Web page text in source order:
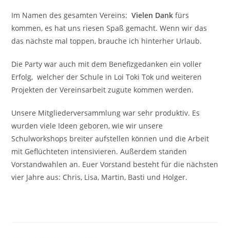
Im Namen des gesamten Vereins:Vielen Dank fürs
kommen, es hat uns riesen Spaß gemacht. Wenn wir das
das nächste mal toppen, brauche ich hinterher Urlaub.
Die Party war auch mit dem Benefizgedanken ein voller
Erfolg, welcher der Schule in Loi Toki Tok und weiteren
Projekten der Vereinsarbeit zugute kommen werden.
Unsere Mitgliederversammlung war sehr produktiv. Es
wurden viele Ideen geboren, wie wir unsere
Schulworkshops breiter aufstellen können und die Arbeit
mit Geflüchteten intensivieren. Außerdem standen
Vorstandwahlen an. Euer Vorstand besteht für die nächsten
vier Jahre aus: Chris, Lisa, Martin, Basti und Holger.